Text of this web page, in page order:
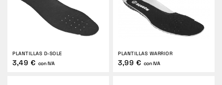
PLANTILLAS D-SOLE
3,49 € con IVA
PLANTILLAS WARRIOR
3,99 € con IVA